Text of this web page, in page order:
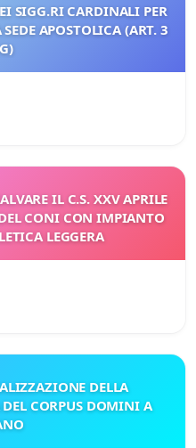
SIGG.RI CARDINALI PER
APOSTOLICA (ART. 3
IL C.S. XXV APRILE
CONI CON IMPIANTO
LEGGERA
DELLA
DEL CORPUS DOMINI A